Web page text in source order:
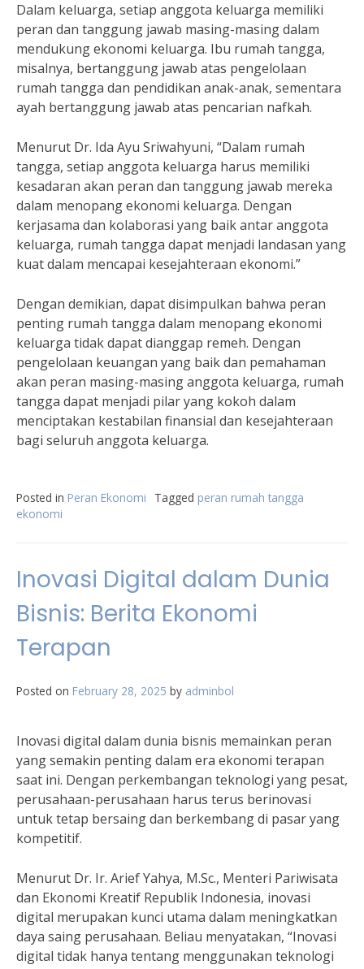
Dalam keluarga, setiap anggota keluarga memiliki
peran dan tanggung jawab masing-masing dalam
mendukung ekonomi keluarga. Ibu rumah tangga,
misalnya, bertanggung jawab atas pengelolaan
rumah tangga dan pendidikan anak-anak, sementara
ayah bertanggung jawab atas pencarian nafkah.
Menurut Dr. Ida Ayu Sriwahyuni, “Dalam rumah
tangga, setiap anggota keluarga harus memiliki
kesadaran akan peran dan tanggung jawab mereka
dalam menopang ekonomi keluarga. Dengan
kerjasama dan kolaborasi yang baik antar anggota
keluarga, rumah tangga dapat menjadi landasan yang
kuat dalam mencapai kesejahteraan ekonomi.”
Dengan demikian, dapat disimpulkan bahwa peran
penting rumah tangga dalam menopang ekonomi
keluarga tidak dapat dianggap remeh. Dengan
pengelolaan keuangan yang baik dan pemahaman
akan peran masing-masing anggota keluarga, rumah
tangga dapat menjadi pilar yang kokoh dalam
menciptakan kestabilan finansial dan kesejahteraan
bagi seluruh anggota keluarga.
Posted in Peran Ekonomi Tagged peran rumah tangga
ekonomi
Inovasi Digital dalam Dunia
Bisnis: Berita Ekonomi
Terapan
Posted on February 28, 2025 by adminbol
Inovasi digital dalam dunia bisnis memainkan peran
yang semakin penting dalam era ekonomi terapan
saat ini. Dengan perkembangan teknologi yang pesat,
perusahaan-perusahaan harus terus berinovasi
untuk tetap bersaing dan berkembang di pasar yang
kompetitif.
Menurut Dr. Ir. Arief Yahya, M.Sc., Menteri Pariwisata
dan Ekonomi Kreatif Republik Indonesia, inovasi
digital merupakan kunci utama dalam meningkatkan
daya saing perusahaan. Beliau menyatakan, “Inovasi
digital tidak hanya tentang menggunakan teknologi